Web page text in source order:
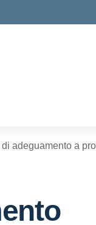
di adeguamento a